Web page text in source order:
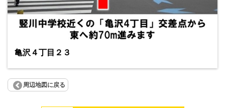
亀沢４丁目２３
周辺地図に戻る